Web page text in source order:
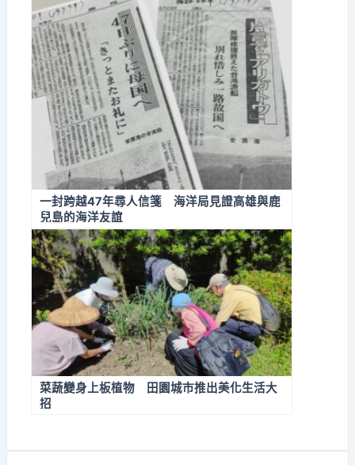
一封跨越47年尋人信箋 海洋局見證高雄與鹿
兒島的海洋友誼
菜蔬變身上板植物 田園城市推出美化生活大
招